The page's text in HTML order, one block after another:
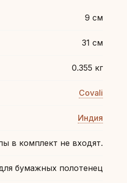
9 см
31 см
0.355 кг
Covali
Индия
в комплект не входят.
бумажных полотенец